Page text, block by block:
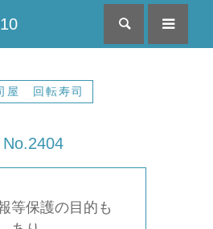
検索
屋 回転寿司
No.2404
等保護の目的も